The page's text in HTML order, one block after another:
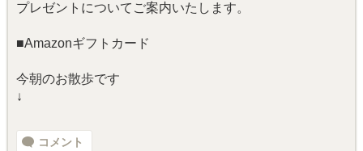
プレゼントについてご案内いたします。
■Amazonギフトカード
今朝のお散歩です
↓
コメント